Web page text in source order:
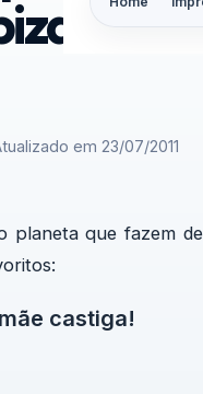
em 23/07/2011
planeta que fazem de
castiga!